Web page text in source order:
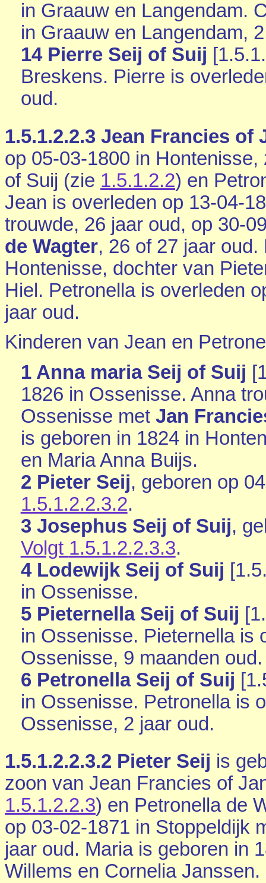
in Graauw en Langendam.
in Graauw en Langendam,
14 Pierre Seij of Suij [
Breskens. Pierre is
oud.
1.5.1.2.2.3 Jean Francies of
op 05-03-1800 in Hontenisse,
of Suij (zie 1.5.1.2.2) en
Jean is overleden op 13-04-
trouwde, 26 jaar oud, op 30-
de Wagter, 26 of 27 jaar
Hontenisse, dochter van
Hiel. Petronella is overleden
jaar oud.
Kinderen van Jean en
1 Anna maria Seij of Suij [
1826 in Ossenisse. Anna
Ossenisse met Jan
is geboren in 1824 in
en Maria Anna Buijs.
2 Pieter Seij, geboren op
1.5.1.2.2.3.2.
3 Josephus Seij of Suij,
Volgt 1.5.1.2.2.3.3.
4 Lodewijk Seij of Suij [
in Ossenisse.
5 Pieternella Seij of Suij [
in Ossenisse. Pieternella is
Ossenisse, 9 maanden oud.
6 Petronella Seij of Suij [
in Ossenisse. Petronella is
Ossenisse, 2 jaar oud.
1.5.1.2.2.3.2 Pieter Seij is
zoon van Jean Francies of
1.5.1.2.2.3) en Petronella de
op 03-02-1871 in Stoppeldijk
jaar oud. Maria is geboren in
Willems en Cornelia Janssen.